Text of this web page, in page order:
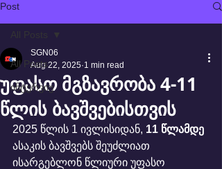
Post
All Posts
ინტერვიუ
All Posts
უფასო მგზავრობა 4-11
წლის ბავშვებისთვის
SGN06
Aug 22, 2025 1 min read
2025 წლის 1 ივლისიდან, 11 წლამდე
ასაკის ბავშვებს შეუძლიათ
ისარგებლონ წლიური უფასო